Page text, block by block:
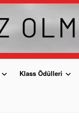
Klass Ödülleri